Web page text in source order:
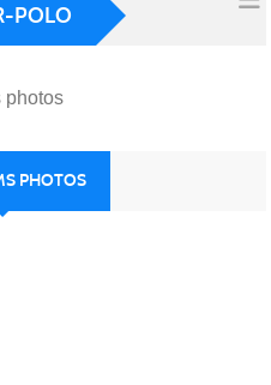
POLO
photos
PHOTOS